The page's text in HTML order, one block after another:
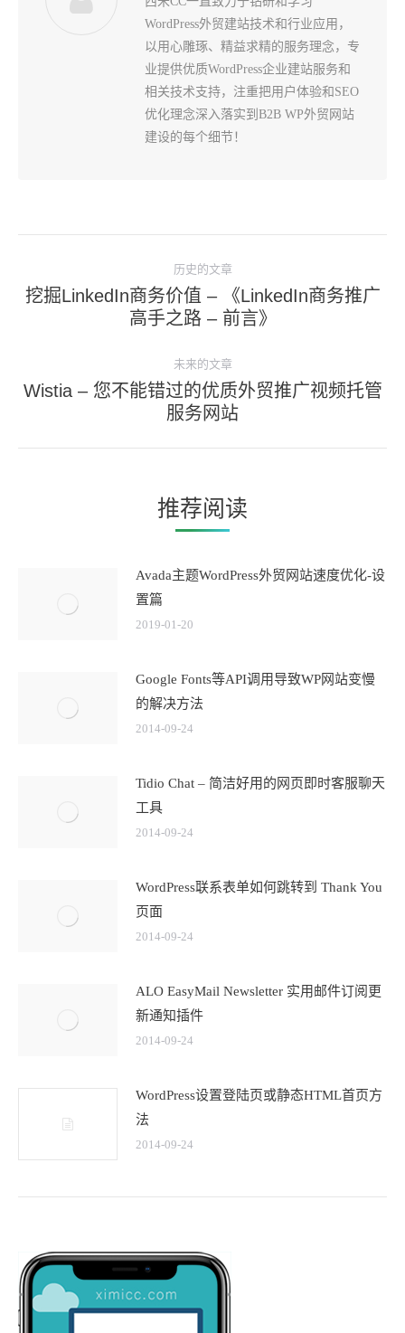
WordPress外贸建站技术和行业应用，
以用心雕琢、精益求精的服务理念，专
业提供优质WordPress企业建站服务和
相关技术支持，注重把用户体验和SEO
优化理念深入落实到B2B WP外贸网站
建设的每个细节！
导
历史的文章
文
章：
挖掘LinkedIn商务价值 – 《LinkedIn商务推广
高手之路 – 前言》
未来的文章
未
来
的
章：
Wistia – 您不能错过的优质外贸推广视频托管
服务网站
推荐阅读
Avada主题WordPress外贸网站速度优化-设
置篇
2019-01-20
Google Fonts等API调用导致WP网站变慢
的解决方法
2014-09-24
Tidio Chat – 简洁好用的网页即时客服聊天
工具
2014-09-24
WordPress联系表单如何跳转到 Thank You
页面
2014-09-24
ALO EasyMail Newsletter 实用邮件订阅更
新通知插件
2014-09-24
WordPress设置登陆页或静态HTML首页方
法
2014-09-24